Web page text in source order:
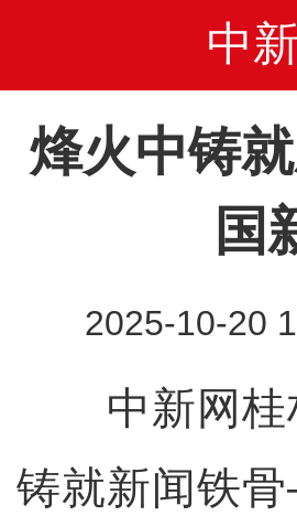
中
烽火中铸
国
2025-10-20
中新网桂
铸就新闻铁